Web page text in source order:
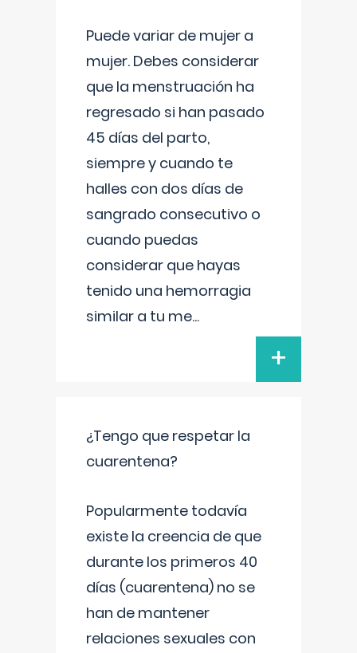
Puede variar de mujer a
mujer. Debes considerar
que la menstruación ha
regresado si han pasado
45 días del parto,
siempre y cuando te
halles con dos días de
sangrado consecutivo o
cuando puedas
considerar que hayas
tenido una hemorragia
similar a tu me...
+
¿Tengo que respetar la
cuarentena?
Popularmente todavía
existe la creencia de que
durante los primeros 40
días (cuarentena) no se
han de mantener
relaciones sexuales con